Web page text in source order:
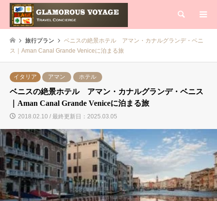
検索
旅行プラン
ベニスの絶景ホテル アマン・カナルグランデ・ベニ
ス｜Aman Canal Grande Veniceに泊まる旅
イタリア アマン ホテル
ベニスの絶景ホテル アマン・カナルグランデ・ベニス
｜Aman Canal Grande Veniceに泊まる旅
2018.02.10 / 最終更新日：2025.03.05